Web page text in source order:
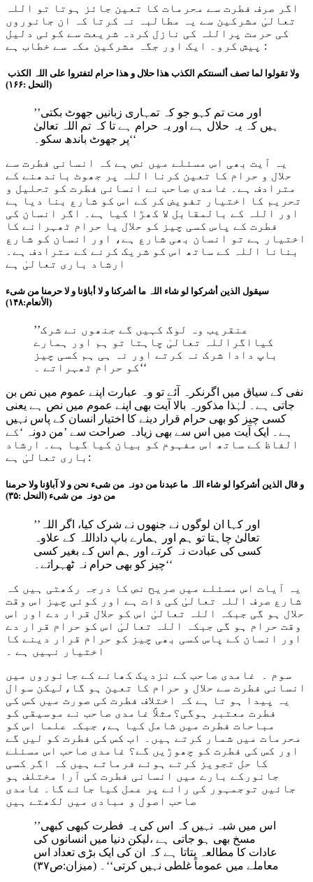
اگر صرف فطرت سے محرمات کا تعین جائز ہوتا تو اللہ
تعالیٰ مشرکین سے یہ مطالبہ نہ کرتا کہ ان جانوروں
کی حرمت پراللہ کی نازل کردہ شریعت سے کوئی دلیل
پیش کرو۔ ایک اور جگہ مشرکین مکہ سے خطاب ہے :
ولا تقولوا لما تصف ألسنتکم الکذب ھذا حلال و ھذا حرام لتفتروا علی اللہ الکذب
(النحل :۱۶۶)
’’اور مت تم کہو جو کہ تمہاری زبانیں جھوٹ بکتی
ہیں کہ یہ حلال ہے اور یہ حرام ہے تا کہ تم اللہ تعالیٰ
پر جھوٹ باندھ سکو۔‘‘
یہ آیت بھی اس مسئلے میں نص ہے کہ انسانی فطرت سے
حلال و حرام کا تعین کرنا اللہ پر جھوٹ باندھنے کے
مترادف ہے۔ غامدی صاحب نے انسانی فطرت کو تحلیل و
تحریم کا اختیار تفویض کر کے اس کو شارع بنا دیا ہے
اور اللہ کے بالمقابل لا کھڑا کیا ہے۔ اگر انسان کی
فطرت کے پاس کسی چیز کو حلال یا حرام ٹھہرانے کا
اختیار ہے تو انسان بھی شارع ہے، اور انسان کو شارع
بنانا اللہ کے ساتھ اس کو شریک کرنے کے مترادف ہے۔
سیقول الذین أشرکوا لو شاء اللہ ما أشرکنا و لا أباؤنا و لا حرمنا من شیء
(الأنعام:۱۴۸)
’’عنقریب وہ لوگ کہیں گے جنھوں نے شرک
کیااگراللہ تعالیٰ چاہتا تو ہم اور ہمارے
باپ دادا شرک نہ کرتے اور نہ ہی ہم کسی چیز
کو حرام ٹھہراتے ۔‘‘
نفی کے سیاق میں اگرنکرہ آئے تو وہ عبارت اپنے عموم میں نص بن
جاتی ہے۔ لہٰذا مذکورہ بالا آیت بھی اپنے عموم میں نص ہے یعنی
کسی چیز کو بھی حرام قرار دینے کا اختیار انسان کے پاس نہیں
ہے۔ ایک آیت میں اس سے بھی زیادہ صراحت سے ’من دونہ
‘کے
الفاظ کے ساتھ اس مفہوم کو بیان کیا گیا ہے۔ ارشاد
باری تعالیٰ ہے:
و قال الذین أشرکوا لو شاء اللہ ما عبدنا من دونہ من شیء نحن و لا آباؤنا ولا حرمنا
من دونہ من شیء (النحل :۳۵)
’’اور کہا ان لوگوں نے جنھوں نے شرک کیا، اگر اللہ
تعالیٰ چاہتا تو ہم اور ہمارے باپ داداللہ کے علاوہ
کسی کی عبادت نہ کرتے اور ہم اس کے بغیر کسی
چیز کو بھی حرام نہ ٹھہراتے۔‘‘
یہ آیات اس مسئلے میں صریح نص کا درجہ رکھتی ہیں کہ
شارع صرف اللہ تعالیٰ کی ذات ہے اور کوئی چیز اس وقت
حلال ہو گی جبکہ اللہ تعالیٰ اس کو حلال قرار دے اور اس
وقت حرام ہو گی جبکہ اللہ تعالیٰ اس کو حرام قرار دے
اور انسان کے پاس کسی بھی چیز کو حرام قرار دینے کا
اختیار نہیں ہے ۔
سوم ۔ غامدی صاحب کے نزدیک کھانے کے جانوروں میں
انسانی فطرت سے حلال و حرام کا تعین ہو گا،لیکن سوال
یہ پیدا ہو تا ہے کہ اختلاف فطرت کی صورت میں کس کی
فطرت معتبر ہوگی؟مثلاً غامدی صاحب نے موسیقی کو
مباحات فطرت میں شامل کیا ہے، جبکہ علما اس کو
محرمات میں شمار کرتے ہیں۔ اب کس کی فطرت کو لیں گے
اور کس کی فطرت کو چھوڑیں گے؟ غامدی صاحب اس مسئلے
کا حل تجویز کرتے ہوئے فرماتے ہیں کہ اگر کسی
جانورکے بارے میں انسانی فطرت کی آرا مختلف ہو
جائیں توجمہور کی رائے پر عمل کیا جائے گا۔ غامدی
’’اس میں شبہ نہیں کہ اس کی یہ فطرت کبھی کبھی
مسخ بھی ہو جاتی ہے ،لیکن دنیا میں انسانوں کی
عادات کا مطالعہ بتاتا ہے کہ ان کی ایک بڑی تعداد اس
معاملے میں عموماً غلطی نہیں کرتی‘‘۔ (میزان:ص۳۷)